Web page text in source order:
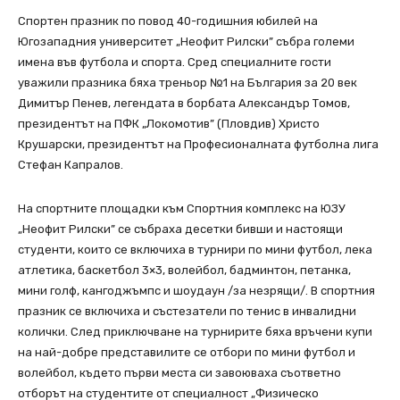
Спортен празник по повод 40-годишния юбилей на
Югозападния университет „Неофит Рилски” събра големи
имена във футбола и спорта. Сред специалните гости
уважили празника бяха треньор №1 на България за 20 век
Димитър Пенев, легендата в борбата Александър Томов,
президентът на ПФК „Локомотив” (Пловдив) Христо
Крушарски, президентът на Професионалната футболна лига
Стефан Капралов.
На спортните площадки към Спортния комплекс на ЮЗУ
„Неофит Рилски” се събраха десетки бивши и настоящи
студенти, които се включиха в турнири по мини футбол, лека
атлетика, баскетбол 3×3, волейбол, бадминтон, петанка,
мини голф, кангоджъмпс и шоудаун /за незрящи/. В спортния
празник се включиха и състезатели по тенис в инвалидни
колички. След приключване на турнирите бяха връчени купи
на най-добре представилите се отбори по мини футбол и
волейбол, където първи места си завоюваха съответно
отборът на студентите от специалност „Физическо